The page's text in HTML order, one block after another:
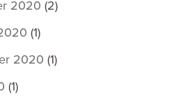
2020 (2)
(1)
2020 (1)
(1)